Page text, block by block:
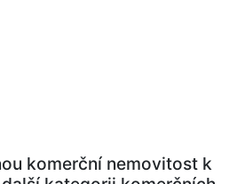
komerční nemovitost k